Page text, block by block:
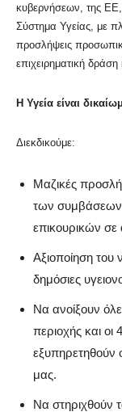
κυβερνήσεων, της ΕΕ,
Σύστημα Υγείας, με
προσλήψεις
επιχειρηματική
Η Υγεία είναι
Διεκδικούμε:
Μαζικές
των
επικουρικών σε
Αξιοποίηση
δημόσιες
Να ανοίξουν
περιοχής και
εξυπηρετηθούν
μας.
Να στηριχθούν